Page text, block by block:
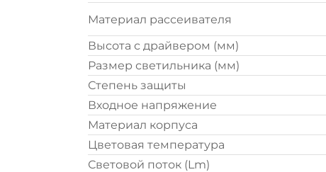
Материал рассеивателя
Высота с драйвером (мм)
Размер светильника (мм)
Степень защиты
Входное напряжение
Материал корпуса
Цветовая температура
Световой поток (Lm)